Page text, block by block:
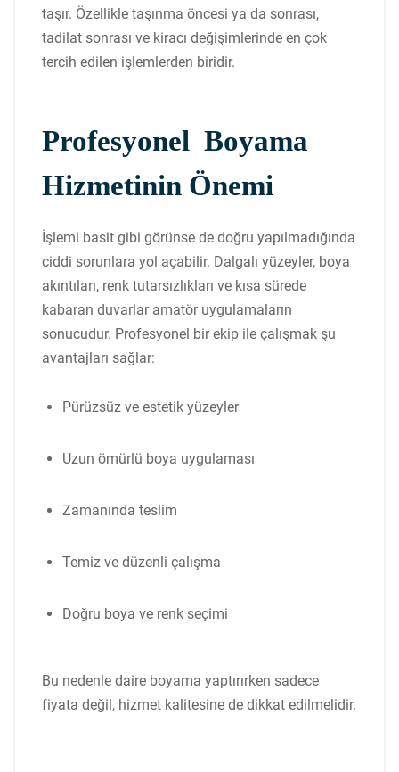
taşır. Özellikle taşınma öncesi ya da sonrası,
tadilat sonrası ve kiracı değişimlerinde en çok
tercih edilen işlemlerden biridir.
Profesyonel Boyama
Hizmetinin Önemi
İşlemi basit gibi görünse de doğru yapılmadığında
ciddi sorunlara yol açabilir. Dalgalı yüzeyler, boya
akıntıları, renk tutarsızlıkları ve kısa sürede
kabaran duvarlar amatör uygulamaların
sonucudur. Profesyonel bir ekip ile çalışmak şu
avantajları sağlar:
Pürüzsüz ve estetik yüzeyler
Uzun ömürlü boya uygulaması
Zamanında teslim
Temiz ve düzenli çalışma
Doğru boya ve renk seçimi
Bu nedenle daire boyama yaptırırken sadece
fiyata değil, hizmet kalitesine de dikkat edilmelidir.